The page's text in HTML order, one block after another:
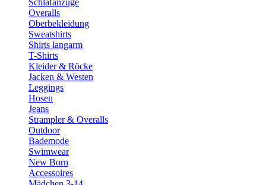
Schlafanzüge
Overalls
Oberbekleidung
Sweatshirts
Shirts langarm
T-Shirts
Kleider & Röcke
Jacken & Westen
Leggings
Hosen
Jeans
Strampler & Overalls
Outdoor
Bademode
Swimwear
New Born
Accessoires